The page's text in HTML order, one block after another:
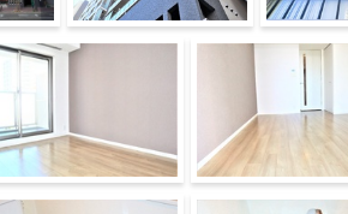
外観 建物外観 建物外観
・リビング その他部屋・スペース